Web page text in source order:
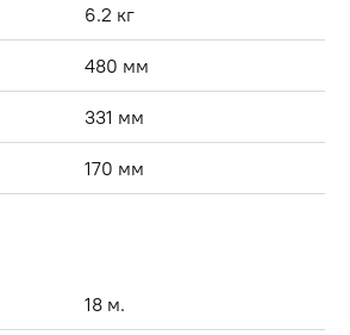
6.2 кг
480 мм
331 мм
170 мм
18 м.